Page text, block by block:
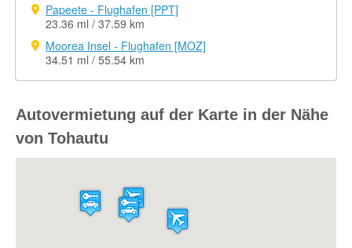
Papeete - Flughafen [PPT]
23.36 ml / 37.59 km
Moorea Insel - Flughafen [MOZ]
34.51 ml / 55.54 km
Autovermietung auf der Karte in der Nähe
von Tohautu